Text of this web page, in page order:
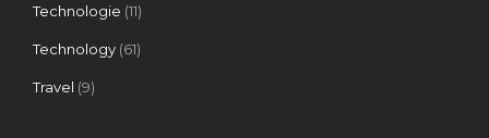
Technologie (11)
Technology (61)
Travel (9)